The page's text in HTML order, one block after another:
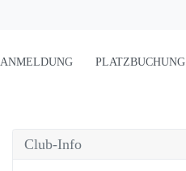
ANMELDUNG PLATZBUCHUNG
Club-Info